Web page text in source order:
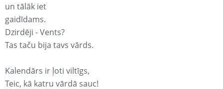
un tālāk iet
gaidīdams.
Dzirdēji - Vents?
Tas taču bija tavs vārds.
Kalendārs ir ļoti viltīgs,
Teic, kā katru vārdā sauc!